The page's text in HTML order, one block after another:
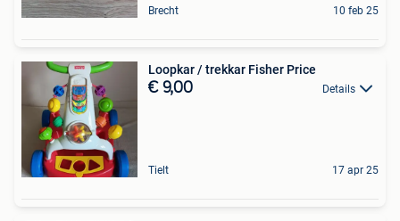
Brecht 10 feb 25
Loopkar / trekkar Fisher Price
€ 9,00 Details
Tielt 17 apr 25